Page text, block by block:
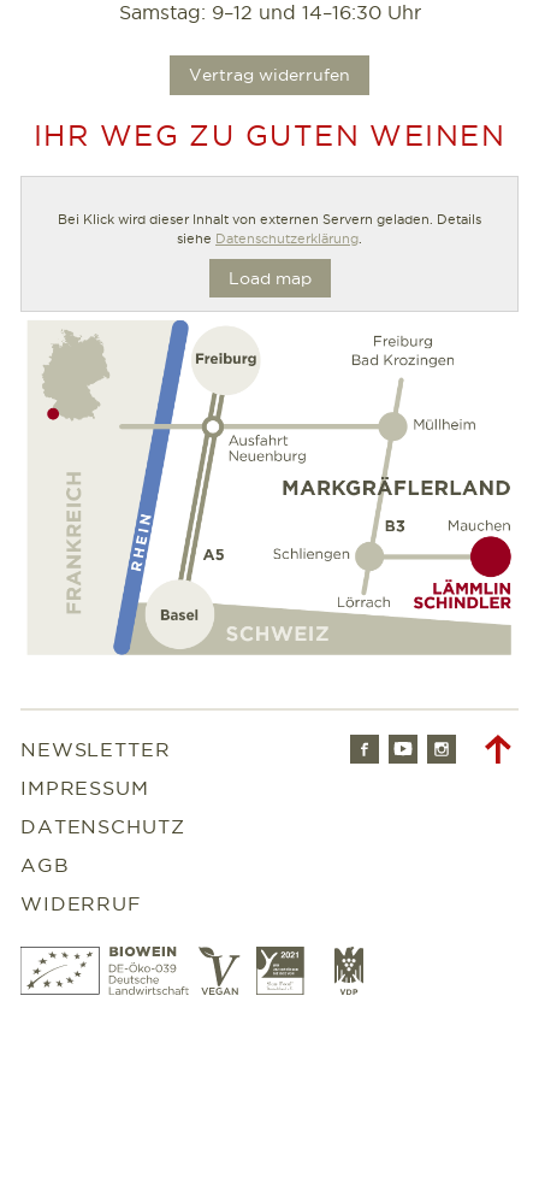
Samstag: 9–12 und 14–16:30 Uhr
Vertrag widerrufen
IHR WEG ZU GUTEN WEINEN
Bei Klick wird dieser Inhalt von externen Servern geladen. Details
siehe Datenschutzerklärung.
Load map
NEWSLETTER
IMPRESSUM
DATENSCHUTZ
AGB
WIDERRUF
FacebookYoutube
Bio
Wein
Vegan Slowfood